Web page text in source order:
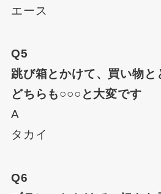
エース
Q5
跳び箱とかけて、買い物と
どちらも○○○と大変です
A
タカイ
Q6